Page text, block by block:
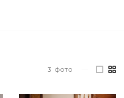
3 фото —